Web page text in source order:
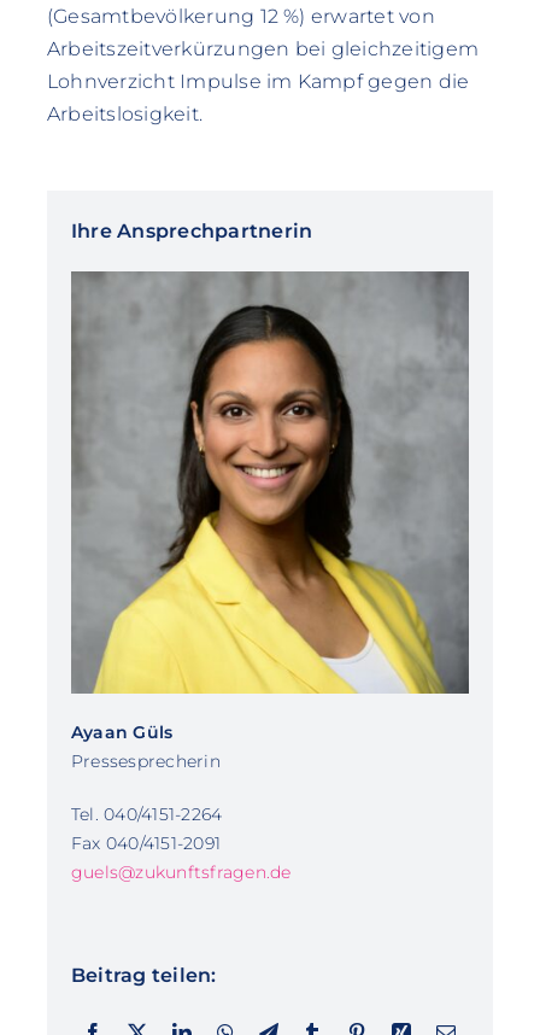
(Gesamtbevölkerung 12 %) erwartet von
Arbeitszeitverkürzungen bei gleichzeitigem
Lohnverzicht Impulse im Kampf gegen die
Arbeitslosigkeit.
Ihre Ansprechpartnerin
Ayaan Güls
Pressesprecherin
Tel. 040/4151-2264
Fax 040/4151-2091
guels@zukunftsfragen.de
Beitrag teilen: